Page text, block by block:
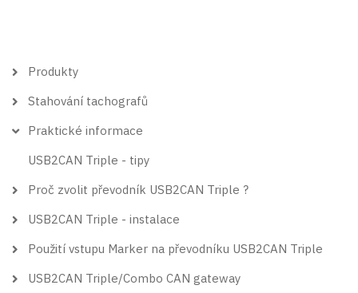
Hlavní
menu
Produkty
Stahování tachografů
Praktické informace
USB2CAN Triple - tipy
Proč zvolit převodník USB2CAN Triple ?
USB2CAN Triple - instalace
Použití vstupu Marker na převodníku USB2CAN Triple
USB2CAN Triple/Combo CAN gateway